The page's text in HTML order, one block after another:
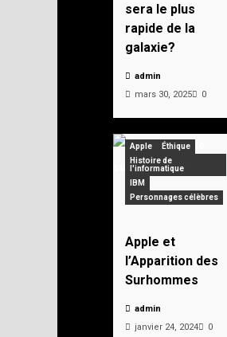
sera le plus
rapide de la
galaxie?
admin
mars 30, 2025
0
Apple
Éthique
Histoire de
l'informatique
IBM
Personnages célèbres
Apple et
l’Apparition des
Surhommes
admin
janvier 24, 2024
0